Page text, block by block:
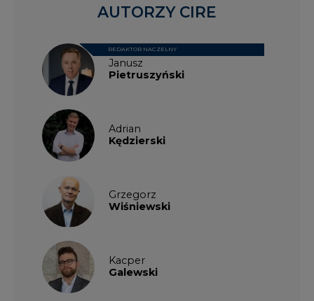
Janusz
Pietruszyński
REDAKTOR NACZELNY
Adrian
Kędzierski
Grzegorz
Wiśniewski
Kacper
Galewski
AUTORZY CIRE